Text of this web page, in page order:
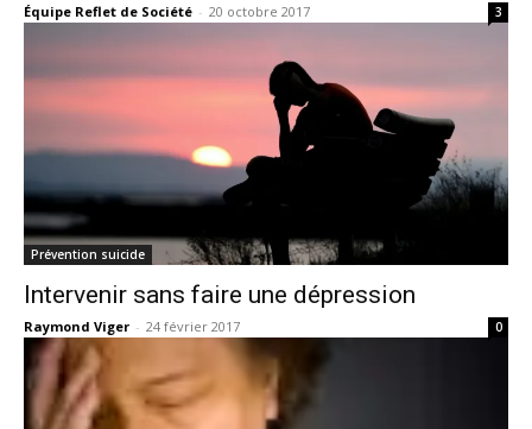
Équipe Reflet de Société - 20 octobre 2017 3
Prévention suicide
Intervenir sans faire une dépression
Raymond Viger - 24 février 2017 0